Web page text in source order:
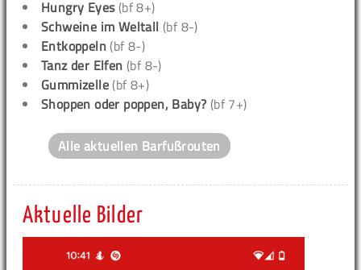
Hungry Eyes(bf 8+)
Schweine im Weltall (bf 8-)
Entkoppeln (bf 8-)
Tanz der Elfen (bf 8-)
Gummizelle (bf 8+)
Shoppen oder poppen, Baby? (bf 7+)
Alle aktuellen Barfußrouten
Aktuelle Bilder